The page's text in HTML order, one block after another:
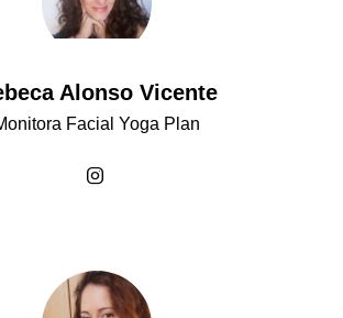
Alonso Vicente
Facial Yoga Plan